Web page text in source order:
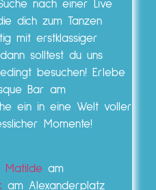
nach einer Live
dich zum Tanzen
mit erstklassiger
solltest du uns
besuchen! Erlebe
Bar am
ein in eine Welt voller
Momente!
Matilde am
am Alexanderplatz